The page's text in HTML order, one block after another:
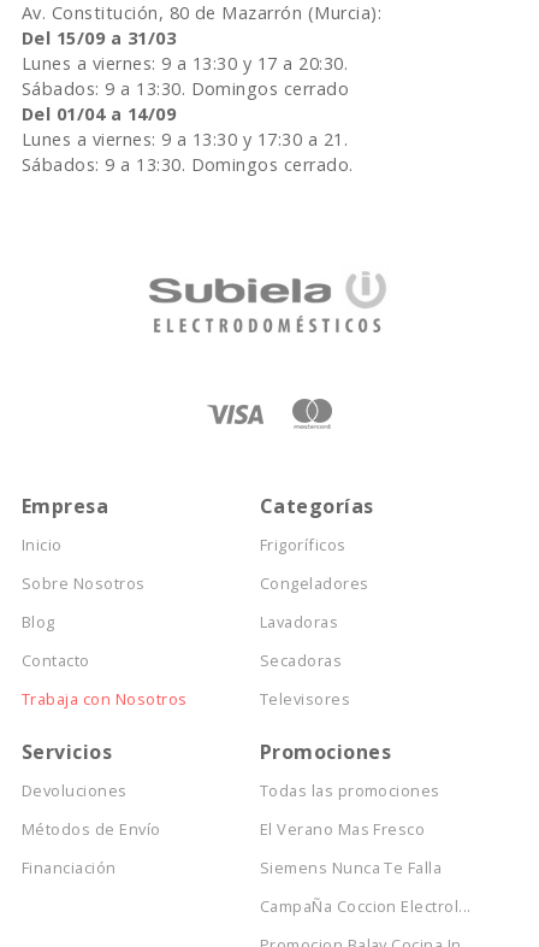
Av. Constitución, 80 de Mazarrón (Murcia):
Del 15/09 a 31/03
Lunes a viernes: 9 a 13:30 y 17 a 20:30.
Sábados: 9 a 13:30. Domingos cerrado
Del 01/04 a 14/09
Lunes a viernes: 9 a 13:30 y 17:30 a 21.
Sábados: 9 a 13:30. Domingos cerrado.
Empresa
Inicio
Sobre Nosotros
Blog
Contacto
Trabaja con Nosotros
Categorías
Frigoríficos
Congeladores
Lavadoras
Secadoras
Televisores
Servicios
Devoluciones
Métodos de Envío
Financiación
Promociones
Todas las promociones
El Verano Mas Fresco
Siemens Nunca Te Falla
CampaÑa Coccion Electrol...